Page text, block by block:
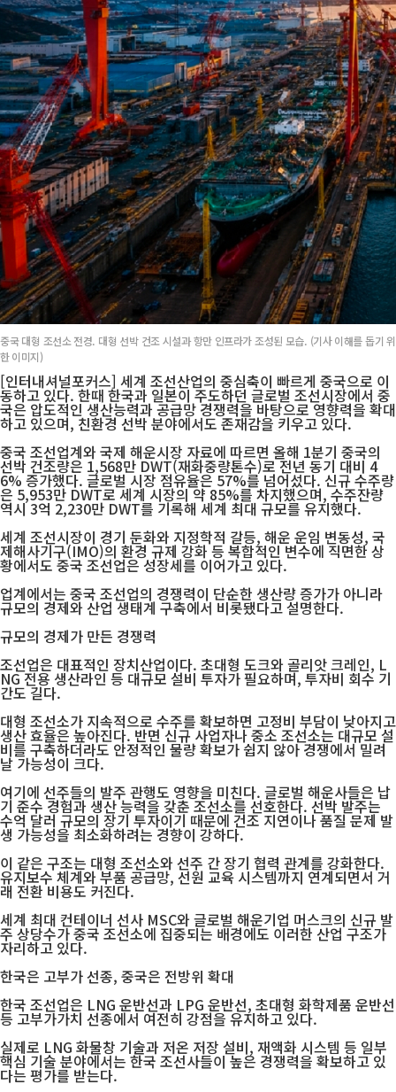
중국 대형 조선소 전경. 대형 선박 건조 시설과 항만 인프라가 조성된 모습. (기사 이해를 돕기 위
한 이미지)
[인터내셔널포커스] 세계 조선산업의 중심축이 빠르게 중국으로 이
동하고 있다. 한때 한국과 일본이 주도하던 글로벌 조선시장에서 중
국은 압도적인 생산능력과 공급망 경쟁력을 바탕으로 영향력을 확대
하고 있으며, 친환경 선박 분야에서도 존재감을 키우고 있다.
중국 조선업계와 국제 해운시장 자료에 따르면 올해 1분기 중국의
선박 건조량은 1,568만 DWT(재화중량톤수)로 전년 동기 대비 4
6% 증가했다. 글로벌 시장 점유율은 57%를 넘어섰다. 신규 수주량
은 5,953만 DWT로 세계 시장의 약 85%를 차지했으며, 수주잔량
역시 3억 2,230만 DWT를 기록해 세계 최대 규모를 유지했다.
세계 조선시장이 경기 둔화와 지정학적 갈등, 해운 운임 변동성, 국
제해사기구(IMO)의 환경 규제 강화 등 복합적인 변수에 직면한 상
황에서도 중국 조선업은 성장세를 이어가고 있다.
업계에서는 중국 조선업의 경쟁력이 단순한 생산량 증가가 아니라
규모의 경제와 산업 생태계 구축에서 비롯됐다고 설명한다.
규모의 경제가 만든 경쟁력
조선업은 대표적인 장치산업이다. 초대형 도크와 골리앗 크레인, L
NG 전용 생산라인 등 대규모 설비 투자가 필요하며, 투자비 회수 기
간도 길다.
대형 조선소가 지속적으로 수주를 확보하면 고정비 부담이 낮아지고
생산 효율은 높아진다. 반면 신규 사업자나 중소 조선소는 대규모 설
비를 구축하더라도 안정적인 물량 확보가 쉽지 않아 경쟁에서 밀려
날 가능성이 크다.
여기에 선주들의 발주 관행도 영향을 미친다. 글로벌 해운사들은 납
기 준수 경험과 생산 능력을 갖춘 조선소를 선호한다. 선박 발주는
수억 달러 규모의 장기 투자이기 때문에 건조 지연이나 품질 문제 발
생 가능성을 최소화하려는 경향이 강하다.
이 같은 구조는 대형 조선소와 선주 간 장기 협력 관계를 강화한다.
유지보수 체계와 부품 공급망, 선원 교육 시스템까지 연계되면서 거
래 전환 비용도 커진다.
세계 최대 컨테이너 선사 MSC와 글로벌 해운기업 머스크의 신규 발
주 상당수가 중국 조선소에 집중되는 배경에도 이러한 산업 구조가
자리하고 있다.
한국은 고부가 선종, 중국은 전방위 확대
한국 조선업은 LNG 운반선과 LPG 운반선, 초대형 화학제품 운반선
등 고부가가치 선종에서 여전히 강점을 유지하고 있다.
실제로 LNG 화물창 기술과 저온 저장 설비, 재액화 시스템 등 일부
핵심 기술 분야에서는 한국 조선사들이 높은 경쟁력을 확보하고 있
다는 평가를 받는다.